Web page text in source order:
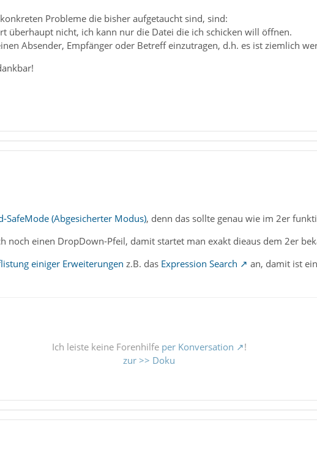
Probleme die bisher aufgetaucht sind, sind:
überhaupt nicht, ich kann nur die Datei die ich schicken will öffnen.
Absender, Empfänger oder Betreff einzutragen, d.h. es ist ziemlich
SafeMode (Abgesicherter Modus), denn das sollte genau wie im 2er
noch einen DropDown-Pfeil, damit startet man exakt dieaus dem 2er
einiger Erweiterungen z.B. das Expression Search
an, damit ist
Ich leiste keine Forenhilfe per Konversation
!
zur >> Doku